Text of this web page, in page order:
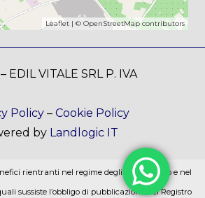
Leaflet | © OpenStreetMapcontributors
VITALE SRL P. IVA
Policy – Cookie Policy
by Landlogic IT
rientranti nel regime degli aiuti di stato e nel
sussiste l’obbligo di pubblicazione nel Registro